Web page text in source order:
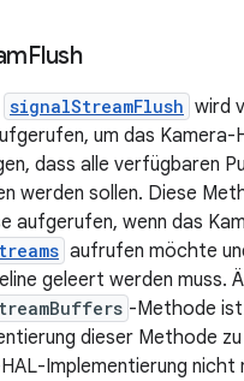
Flush
signalStreamFlush wird
um das Kamera-
dass alle verfügbaren
werden sollen. Diese
aufgerufen, wenn das
aufrufen möchte
geleert werden muss.
-Methode ist
dieser Methode
Implementierung nicht